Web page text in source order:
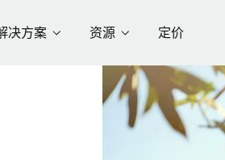
决方案 资源 定价